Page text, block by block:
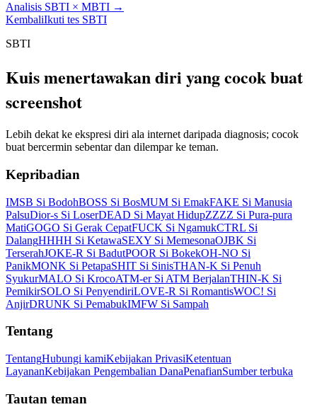
Analisis SBTI × MBTI →
KembaliIkuti tes SBTI
SBTI
Kuis menertawakan diri yang cocok buat
screenshot
Lebih dekat ke ekspresi diri ala internet daripada diagnosis; cocok
buat bercermin sebentar dan dilempar ke teman.
Kepribadian
IMSB Si BodohBOSS Si BosMUM Si EmakFAKE Si Manusia
PalsuDior-s Si LoserDEAD Si Mayat HidupZZZZ Si Pura-pura
MatiGOGO Si Gerak CepatFUCK Si NgamukCTRL Si
DalangHHHH Si KetawaSEXY Si MemesonaOJBK Si
TerserahJOKE-R Si BadutPOOR Si BokekOH-NO Si
PanikMONK Si PetapaSHIT Si SinisTHAN-K Si Penuh
SyukurMALO Si KrocoATM-er Si ATM BerjalanTHIN-K Si
PemikirSOLO Si PenyendiriLOVE-R Si RomantisWOC! Si
AnjirDRUNK Si PemabukIMFW Si Sampah
Tentang
TentangHubungi kamiKebijakan PrivasiKetentuan
LayananKebijakan Pengembalian DanaPenafianSumber terbuka
Tautan teman